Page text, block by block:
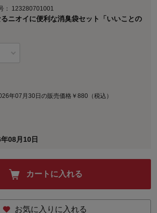
： 123280701001
ニオイに便利な消臭袋セット「いいことの
年07月30日の販売価格￥880（税込）
08月10日
カートに入れる
お気に入りに入れる